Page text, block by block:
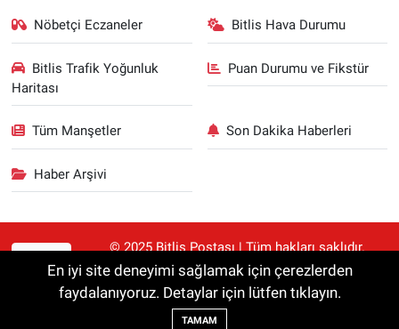
Nöbetçi Eczaneler Bitlis Hava Durumu
Bitlis Trafik Yoğunluk
Haritası
Puan Durumu ve Fikstür
Tüm Manşetler Son Dakika Haberleri
Haber Arşivi
© 2025 Bitlis Postası | Tüm hakları saklıdır.
Haberler kaynak gösterilmeden alıntılanamaz.
Haber Yazılımı:TE Bilişim
En iyi site deneyimi sağlamak için çerezlerden
faydalanıyoruz. Detaylar için lütfen tıklayın.
TAMAM